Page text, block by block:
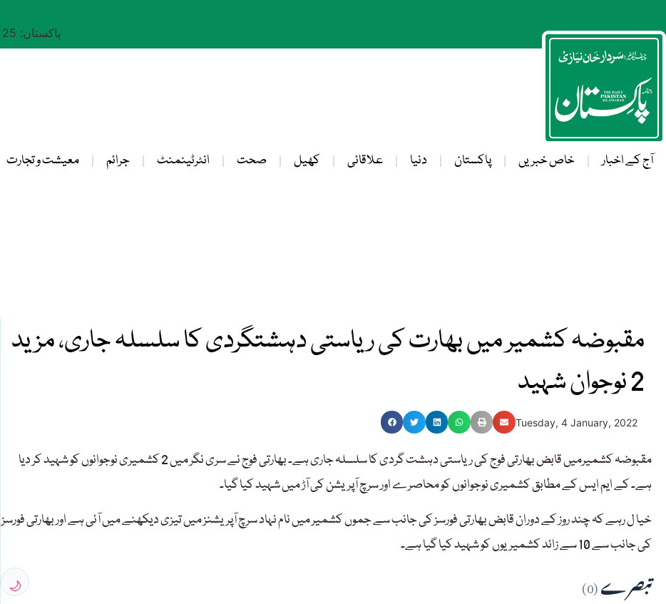
پاکستان: 25 صفر 1448
آج کے اخبار خاص خبریں پاکستان دنیا علاقائی کھیل صحت انٹرٹینمنٹ جرائم معیشت و تجارت
مقبوضہ کشمیر میں بھارت کی ریاستی دہشتگردی کا سلسلہ جاری، مزید
2 نوجوان شہید
Tuesday, 4 January, 2022
مقبوضہ کشمیرمیں قابض بھارتی فوج کی ریاستی دہشت گردی کا سلسلہ جاری ہے۔ بھارتی فوج نے سری نگر میں 2 کشمیری نوجوانوں کو شہید کر دیا
ہے۔ کے ایم ایس کے مطابق کشمیری نوجوانوں کو محاصرے اور سرچ آپریشن کی آڑ میں شہید کیا گیا۔
خیا ل رہے کہ چند روز کے دوران قابض بھارتی فورسز کی جانب سے جموں کشمیر میں نام نہاد سرچ آپریشنز میں تیزی دیکھنے میں آئی ہے اور بھارتی فورسز
کی جانب سے 10 سے زائد کشمیریوں کو شہید کیا گیا ہے۔
تبصرے(0)
🌙